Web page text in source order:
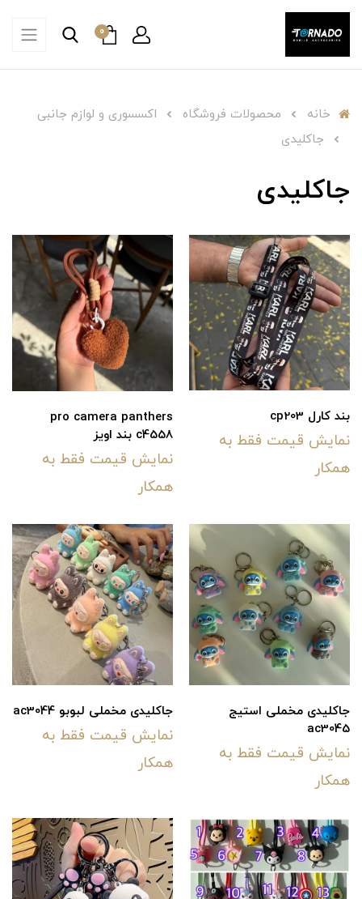
0
خانه محصولات فروشگاه
اکسسوری و لوازم جانبی
جاکلیدی
جاکلیدی
بند کارل cp203
نمایش قیمت فقط به
همکار
pro camera panthers
c4558 بند اویز
نمایش قیمت فقط به
همکار
جاکلیدی مخملی استیج
ac3045
نمایش قیمت فقط به
همکار
جاکلیدی مخملی لبوبو ac3044
نمایش قیمت فقط به
همکار